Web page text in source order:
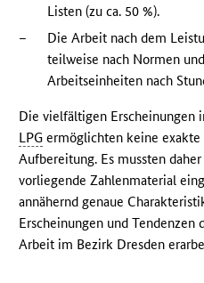
Listen (zu ca. 50 %).
–
Die Arbeit nach dem
teilweise nach Normen
Arbeitseinheiten nach
Die vielfältigen Erscheinungen
LPG ermöglichten keine exakte
Aufbereitung. Es mussten
vorliegende Zahlenmaterial
annähernd genaue
Erscheinungen und Tendenzen
Arbeit im Bezirk Dresden